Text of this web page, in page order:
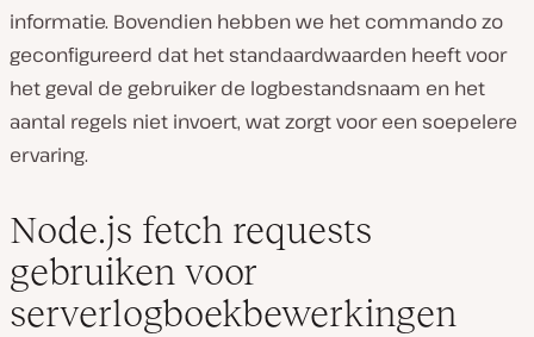
informatie. Bovendien hebben we het commando zo
geconfigureerd dat het standaardwaarden heeft voor
het geval de gebruiker de logbestandsnaam en het
aantal regels niet invoert, wat zorgt voor een soepelere
ervaring.
Node.js fetch requests
gebruiken voor
serverlogboekbewerkingen